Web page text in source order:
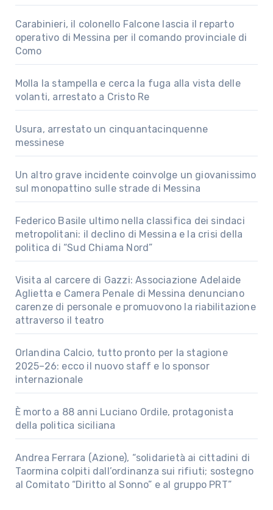
Carabinieri, il colonello Falcone lascia il reparto
operativo di Messina per il comando provinciale di
Como
Molla la stampella e cerca la fuga alla vista delle
volanti, arrestato a Cristo Re
Usura, arrestato un cinquantacinquenne
messinese
Un altro grave incidente coinvolge un giovanissimo
sul monopattino sulle strade di Messina
Federico Basile ultimo nella classifica dei sindaci
metropolitani: il declino di Messina e la crisi della
politica di “Sud Chiama Nord”
Visita al carcere di Gazzi: Associazione Adelaide
Aglietta e Camera Penale di Messina denunciano
carenze di personale e promuovono la riabilitazione
attraverso il teatro
Orlandina Calcio, tutto pronto per la stagione
2025–26: ecco il nuovo staff e lo sponsor
internazionale
È morto a 88 anni Luciano Ordile, protagonista
della politica siciliana
Andrea Ferrara (Azione), “solidarietà ai cittadini di
Taormina colpiti dall’ordinanza sui rifiuti; sostegno
al Comitato “Diritto al Sonno” e al gruppo PRT”